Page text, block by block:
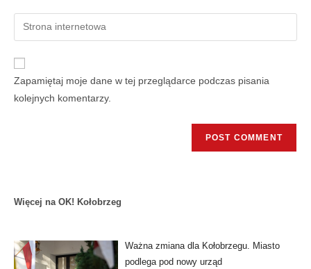
Zapamiętaj moje dane w tej przeglądarce podczas pisania
kolejnych komentarzy.
Więcej na OK! Kołobrzeg
Ważna zmiana dla Kołobrzegu. Miasto
podlega pod nowy urząd